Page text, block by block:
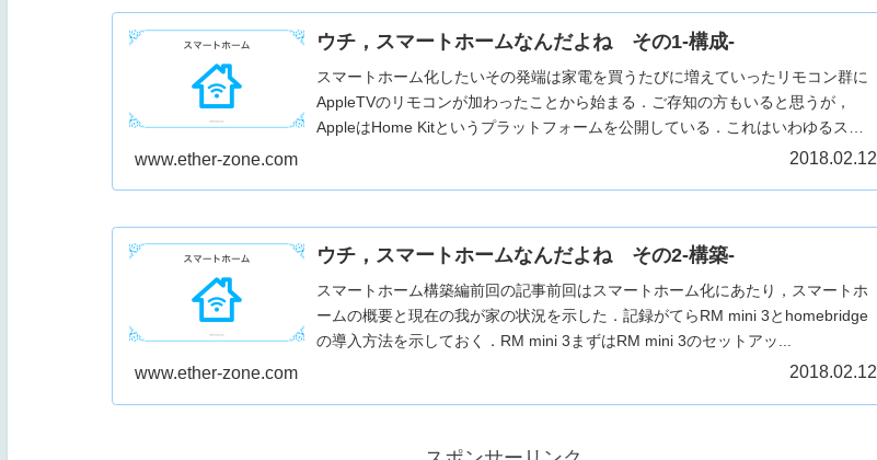
ウチ，スマートホームなんだよね その1-構成-
スマートホーム化したいその発端は家電を買うたびに増えていったリモコン群に
AppleTVのリモコンが加わったことから始まる．ご存知の方もいると思うが，
AppleはHome Kitというプラットフォームを公開している．これはいわゆるスマ
www.ether-zone.com 2018.02.12
ウチ，スマートホームなんだよね その2-構築-
スマートホーム構築編前回の記事前回はスマートホーム化にあたり，スマートホ
ームの概要と現在の我が家の状況を示した．記録がてらRM mini 3とhomebridge
の導入方法を示しておく．RM mini 3まずはRM mini 3のセットアッ...
www.ether-zone.com 2018.02.12